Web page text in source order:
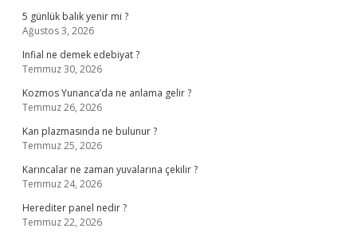
5 günlük balık yenir mi ?
Ağustos 3, 2026
Infial ne demek edebiyat ?
Temmuz 30, 2026
Kozmos Yunanca’da ne anlama gelir ?
Temmuz 26, 2026
Kan plazmasında ne bulunur ?
Temmuz 25, 2026
Karıncalar ne zaman yuvalarına çekilir ?
Temmuz 24, 2026
Herediter panel nedir ?
Temmuz 22, 2026